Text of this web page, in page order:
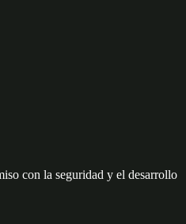
con la seguridad y el desarrollo